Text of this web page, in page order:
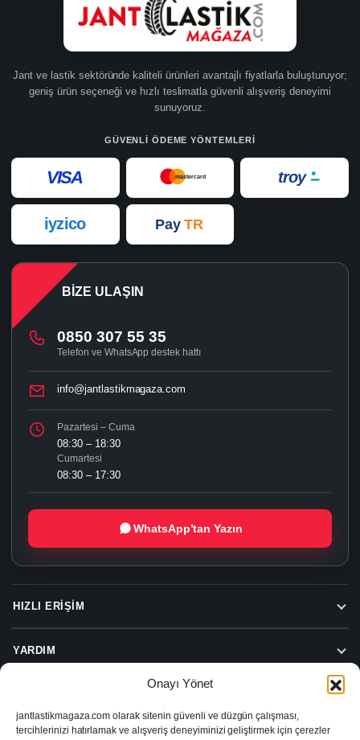
Onayı Yönet
jantlastikmagaza.com olarak sitenin güvenli ve düzgün çalışması,
tercihlerinizi hatırlamak ve alışveriş deneyiminizi geliştirmek için çerezler
Jant ve lastik sektöründe kaliteli ürünleri avantajlı fiyatlarla buluşturuyor;
geniş ürün seçeneği ve hızlı teslimatla güvenli alışveriş deneyimi
sunuyoruz.
GÜVENLI ÖDEME YÖNTEMLERI
VISA mastercard troy
iyzico Pay TR
HIZLI ERIŞIM
YARDIM
BIZE ULAŞIN
0850 307 55 35
Telefon ve WhatsApp destek hattı
info@jantlastikmagaza.com
Pazartesi – Cuma
08:30 – 18:30
Cumartesi
08:30 – 17:30
WhatsApp’tan Yazın
Beylas Jant Lastik Hizmetleri
Beylas Jant Lastik Sanayi ve Ticaret Limited Şirketi